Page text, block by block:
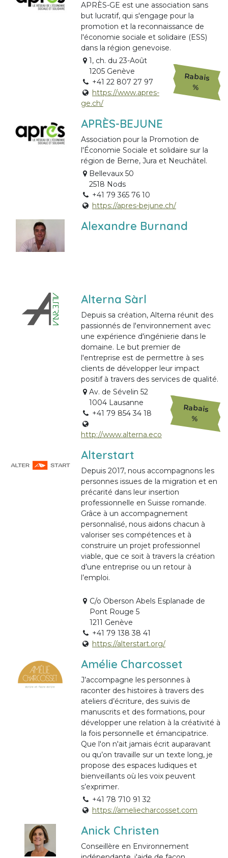
APRÈS-GE est une association sans
but lucratif, qui s'engage pour la
promotion et la reconnaissance de
l'économie sociale et solidaire (ESS)
dans la région genevoise.
1, ch. du 23-Août
1205 Genève
+41 22 807 27 97
https://www.apres-
ge.ch/
Rabais
%
APRÈS-BEJUNE
Association pour la Promotion de
l'Économie Sociale et solidaire sur la
région de Berne, Jura et Neuchâtel.
Bellevaux 50
2518 Nods
+41 79 365 76 10
https://apres-bejune.ch/
Alexandre Burnand
Alterna Sàrl
Depuis sa création, Alterna réunit des
passionnés de l'environnement avec
une expérience d'ingénierie dans le
domaine. Le but premier de
l'entreprise est de permettre à ses
clients de développer leur impact
positif à travers des services de qualité.
Av. de Sévelin 52
1004 Lausanne
+41 79 854 34 18
http://www.alterna.eco
Rabais
%
Alterstart
Depuis 2017, nous accompagnons les
personnes issues de la migration et en
précarité dans leur insertion
professionnelle en Suisse romande.
Grâce à un accompagnement
personnalisé, nous aidons chacun à
valoriser ses compétences et à
construire un projet professionnel
viable, que ce soit à travers la création
d’une entreprise ou un retour à
l’emploi.
C/o Oberson Abels Esplanade de
Pont Rouge 5
1211 Genève
+41 79 138 38 41
https://alterstart.org/
Amélie Charcosset
J’accompagne les personnes à
raconter des histoires à travers des
ateliers d’écriture, des suivis de
manuscrits et des formations, pour
développer une relation à la créativité à
la fois personnelle et émancipatrice.
Que l'on n'ait jamais écrit auparavant
ou qu’on travaille sur un texte long, je
propose des espaces ludiques et
bienveillants où les voix peuvent
s’exprimer.
+41 78 710 91 32
https://ameliecharcosset.com
Anick Christen
Conseillère en Environnement